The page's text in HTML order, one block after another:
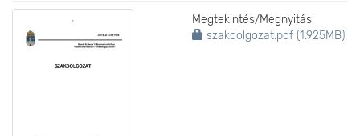
Megtekintés/Megnyitás
szakdolgozat.pdf (1.925MB)